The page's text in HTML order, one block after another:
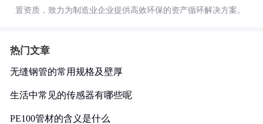
置资质，致力为制造业企业提供高效环保的资产循环解决方案。
热门文章
无缝钢管的常用规格及壁厚
生活中常见的传感器有哪些呢
PE100管材的含义是什么